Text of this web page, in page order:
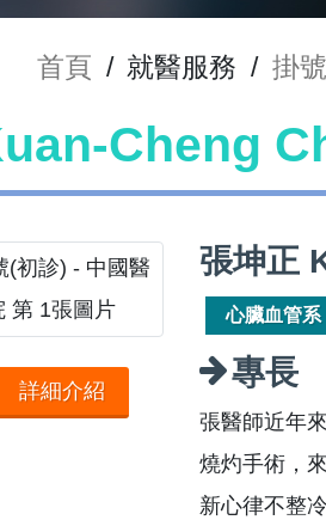
首頁 / 就醫服務 / 掛
Cheng
詳細介紹
張坤正
心臟血管系
專長
張醫師近年
燒灼手術，
新心律不整